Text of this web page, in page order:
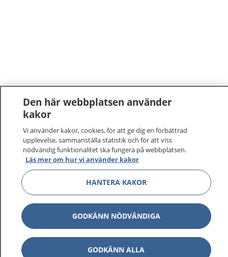
Den här webbplatsen använder
kakor
Vi använder kakor, cookies, för att ge dig en förbättrad
upplevelse, sammanställa statistik och för att viss
nödvändig funktionalitet ska fungera på webbplatsen.
Läs mer om hur vi använder kakor
HANTERA KAKOR
GODKÄNN NÖDVÄNDIGA
GODKÄNN ALLA